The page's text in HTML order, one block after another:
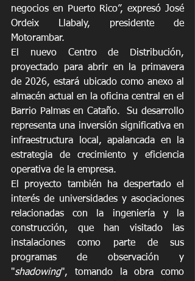
negocios en Puerto Rico”, expresó José
Ordeix Llabaly, presidente de
Motorambar.
El nuevo Centro de Distribución,
proyectado para abrir en la primavera
de 2026, estará ubicado como anexo al
almacén actual en la oficina central en el
Barrio Palmas en Cataño.  Su desarrollo
representa una inversión significativa en
infraestructura local, apalancada en la
estrategia de crecimiento y eficiencia
operativa de la empresa.
El proyecto también ha despertado el
interés de universidades y asociaciones
relacionadas con la ingeniería y la
construcción, que han visitado las
instalaciones como parte de sus
programas de observación y
"shadowing", tomando la obra como